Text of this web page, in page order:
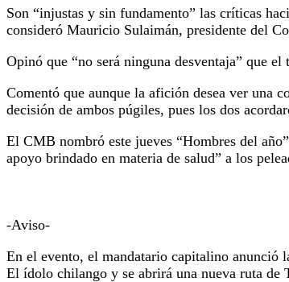
Son “injustas y sin fundamento” las críticas
consideró Mauricio Sulaimán, presidente del
Opinó que “no será ninguna desventaja” que
Comentó que aunque la afición desea ver una
decisión de ambos púgiles, pues los dos
El CMB nombró este jueves “Hombres del
apoyo brindado en materia de salud” a los
-Aviso-
En el evento, el mandatario capitalino anunció
El ídolo chilango y se abrirá una nueva ruta de